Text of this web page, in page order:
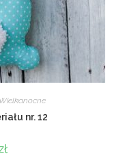
Wielkanocne
nr. 12